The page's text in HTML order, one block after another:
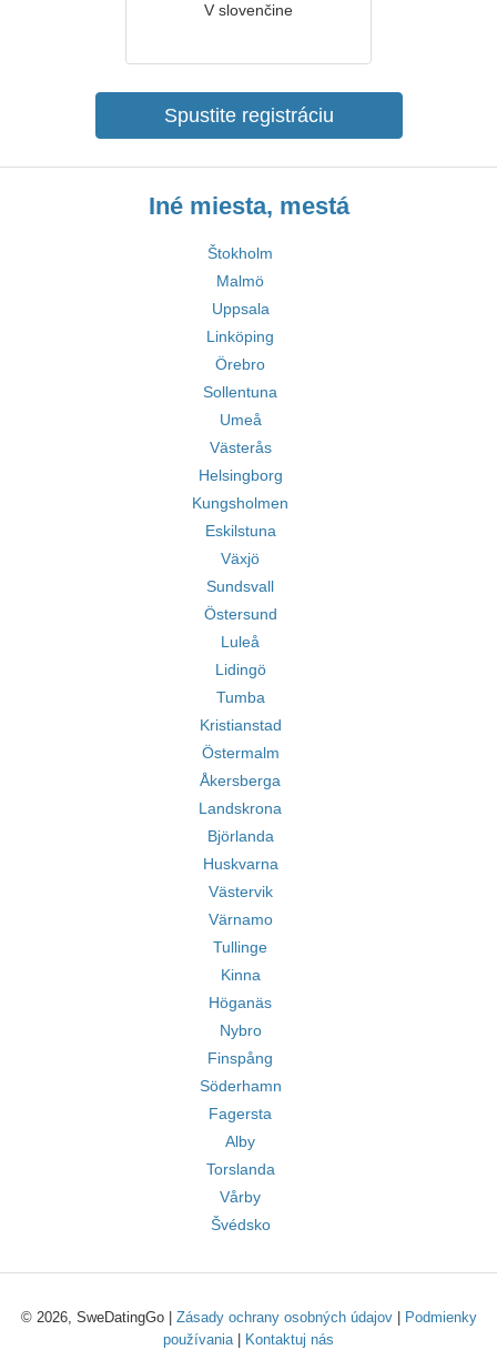
V slovenčine
Spustite registráciu
Iné miesta, mestá
Štokholm
Malmö
Uppsala
Linköping
Örebro
Sollentuna
Umeå
Västerås
Helsingborg
Kungsholmen
Eskilstuna
Växjö
Sundsvall
Östersund
Luleå
Lidingö
Tumba
Kristianstad
Östermalm
Åkersberga
Landskrona
Björlanda
Huskvarna
Västervik
Värnamo
Tullinge
Kinna
Höganäs
Nybro
Finspång
Söderhamn
Fagersta
Alby
Torslanda
Vårby
Švédsko
© 2026, SweDatingGo | Zásady ochrany osobných údajov|
Podmienky
používania| Kontaktuj nás